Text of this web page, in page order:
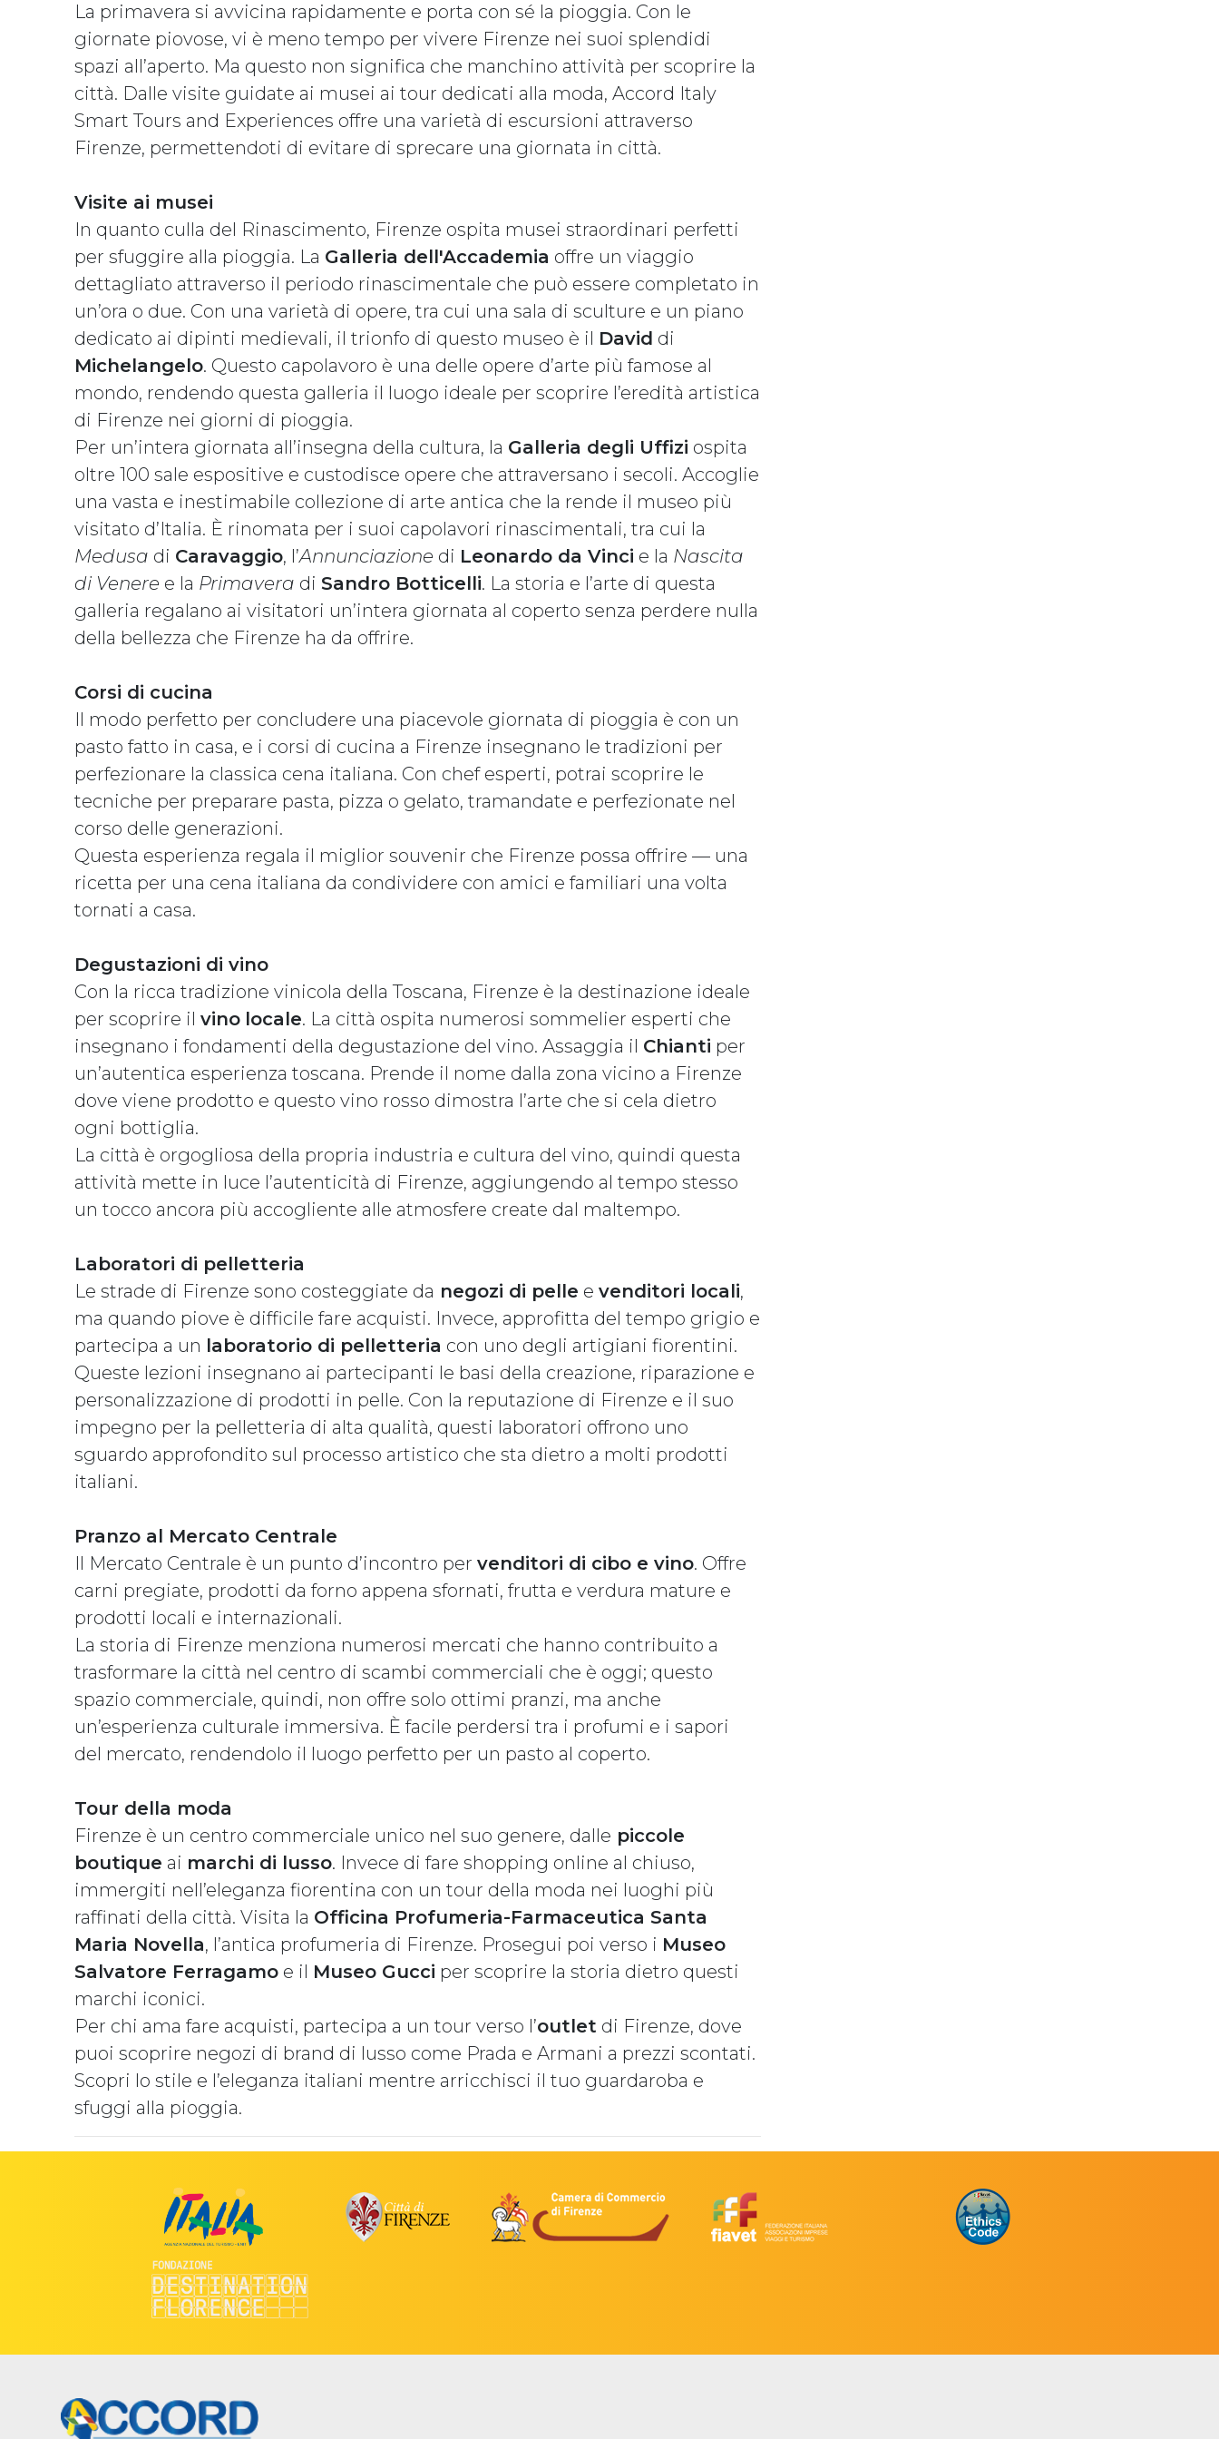
La primavera si avvicina rapidamente e porta con sé la pioggia. Con le
giornate piovose, vi è meno tempo per vivere Firenze nei suoi splendidi
spazi all’aperto. Ma questo non significa che manchino attività per scoprire la
città. Dalle visite guidate ai musei ai tour dedicati alla moda, Accord Italy
Smart Tours and Experiences offre una varietà di escursioni attraverso
Firenze, permettendoti di evitare di sprecare una giornata in città.
Visite ai musei
In quanto culla del Rinascimento, Firenze ospita musei straordinari perfetti
per sfuggire alla pioggia. La Galleria dell'Accademia offre un viaggio
dettagliato attraverso il periodo rinascimentale che può essere completato in
un’ora o due. Con una varietà di opere, tra cui una sala di sculture e un piano
dedicato ai dipinti medievali, il trionfo di questo museo è il David di
Michelangelo. Questo capolavoro è una delle opere d’arte più famose al
mondo, rendendo questa galleria il luogo ideale per scoprire l’eredità artistica
di Firenze nei giorni di pioggia.
Per un’intera giornata all’insegna della cultura, la Galleria degli Uffizi ospita
oltre 100 sale espositive e custodisce opere che attraversano i secoli. Accoglie
una vasta e inestimabile collezione di arte antica che la rende il museo più
visitato d’Italia. È rinomata per i suoi capolavori rinascimentali, tra cui la
Medusa di Caravaggio, l’Annunciazione di Leonardo da Vinci e la Nascita
di Venere e la Primavera di Sandro Botticelli. La storia e l’arte di questa
galleria regalano ai visitatori un’intera giornata al coperto senza perdere nulla
della bellezza che Firenze ha da offrire.
Corsi di cucina
Il modo perfetto per concludere una piacevole giornata di pioggia è con un
pasto fatto in casa, e i corsi di cucina a Firenze insegnano le tradizioni per
perfezionare la classica cena italiana. Con chef esperti, potrai scoprire le
tecniche per preparare pasta, pizza o gelato, tramandate e perfezionate nel
corso delle generazioni.
Questa esperienza regala il miglior souvenir che Firenze possa offrire — una
ricetta per una cena italiana da condividere con amici e familiari una volta
tornati a casa.
Degustazioni di vino
Con la ricca tradizione vinicola della Toscana, Firenze è la destinazione ideale
per scoprire ilvino locale. La città ospita numerosi sommelier esperti che
insegnano i fondamenti della degustazione del vino. Assaggia il Chianti per
un’autentica esperienza toscana. Prende il nome dalla zona vicino a Firenze
dove viene prodotto e questo vino rosso dimostra l’arte che si cela dietro
ogni bottiglia.
La città è orgogliosa della propria industria e cultura del vino, quindi questa
attività mette in luce l’autenticità di Firenze, aggiungendo al tempo stesso
un tocco ancora più accogliente alle atmosfere create dal maltempo.
Laboratori di pelletteria
Le strade di Firenze sono costeggiate da negozi di pelle evenditori locali,
ma quando piove è difficile fare acquisti. Invece, approfitta del tempo grigio e
partecipa a un laboratorio di pelletteria con uno degli artigiani fiorentini.
Queste lezioni insegnano ai partecipanti le basi della creazione, riparazione e
personalizzazione di prodotti in pelle. Con la reputazione di Firenze e il suo
impegno per la pelletteria di alta qualità, questi laboratori offrono uno
sguardo approfondito sul processo artistico che sta dietro a molti prodotti
italiani.
Pranzo al Mercato Centrale
Il Mercato Centrale è un punto d’incontro pervenditori di cibo e vino. Offre
carni pregiate, prodotti da forno appena sfornati, frutta e verdura mature e
prodotti locali e internazionali.
La storia di Firenze menziona numerosi mercati che hanno contribuito a
trasformare la città nel centro di scambi commerciali che è oggi; questo
spazio commerciale, quindi, non offre solo ottimi pranzi, ma anche
un’esperienza culturale immersiva. È facile perdersi tra i profumi e i sapori
del mercato, rendendolo il luogo perfetto per un pasto al coperto.
Tour della moda
Firenze è un centro commerciale unico nel suo genere, dalle piccole
boutique ai marchi di lusso. Invece di fare shopping online al chiuso,
immergiti nell’eleganza fiorentina con un tour della moda nei luoghi più
raffinati della città. Visita la Officina Profumeria-Farmaceutica Santa
Maria Novella, l’antica profumeria di Firenze. Prosegui poi verso i Museo
Salvatore Ferragamo e il Museo Gucci per scoprire la storia dietro questi
marchi iconici.
Per chi ama fare acquisti, partecipa a un tour verso l’outlet di Firenze, dove
puoi scoprire negozi di brand di lusso come Prada e Armani a prezzi scontati.
Scopri lo stile e l’eleganza italiani mentre arricchisci il tuo guardaroba e
sfuggi alla pioggia.